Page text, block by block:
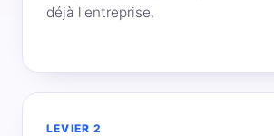
déjà l'entreprise.
LEVIER 2